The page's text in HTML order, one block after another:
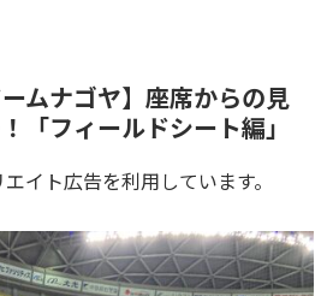
ームナゴヤ】座席からの見
「フィールドシート編」
イト広告を利用しています。